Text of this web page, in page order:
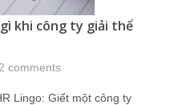
khi công ty giải thể
2 comments
Lingo: Giết một công ty